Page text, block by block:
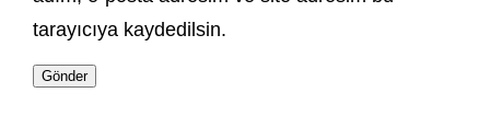
tarayıcıya kaydedilsin.